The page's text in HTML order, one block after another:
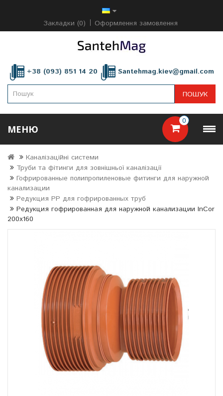
Закладки (0) Оформлення замовлення
+38 (093) 851 14 20 Santehmag.kiev@gmail.com
0
ПОШУК
МЕНЮ
Каналізаційні системи
Труби та фітинги для зовнішньої каналізації
Гофрированные полипропиленовые фитинги для наружной
канализации
Редукция PP для гофрированных труб
Редукция гофрированная для наружной канализации InCor
200х160